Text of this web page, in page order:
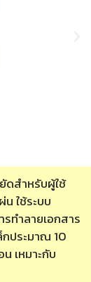
ดสำหรับผู้ใช้
ใช้ระบบ
ทำลายเอกสาร
กประมาณ 10
เหมาะกับ